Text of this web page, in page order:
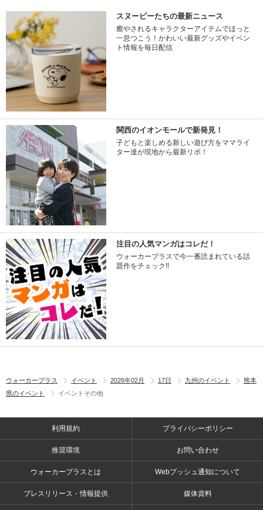
スヌーピーたちの最新ニュース
癒やされるキャラクターアイテムでほっと
一息つこう！かわいい最新グッズやイベン
ト情報を毎日配信
関西のイオンモールで新発見！
子どもと楽しめる新しい遊び方をママライ
ター達が現地から最新リポ！
注目の人気マンガはコレだ！
ウォーカープラスで今一番読まれている話
題作をチェック!!
ウォーカープラス イベント 2026年02月 17日 九州のイベント
熊本
県のイベント
イベントその他
利用規約 プライバシーポリシー
推奨環境 お問い合わせ
ウォーカープラスとは Webプッシュ通知について
プレスリリース・情報提供 媒体資料